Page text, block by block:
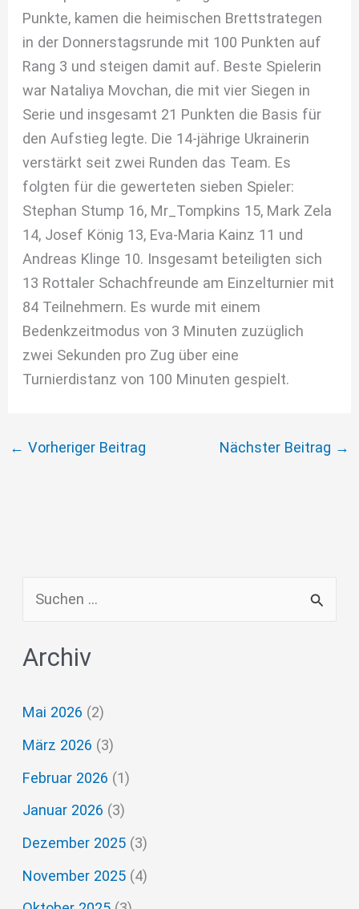
Punkte, kamen die heimischen Brettstrategen
in der Donnerstagsrunde mit 100 Punkten auf
Rang 3 und steigen damit auf. Beste Spielerin
war Nataliya Movchan, die mit vier Siegen in
Serie und insgesamt 21 Punkten die Basis für
den Aufstieg legte. Die 14-jährige Ukrainerin
verstärkt seit zwei Runden das Team. Es
folgten für die gewerteten sieben Spieler:
Stephan Stump 16, Mr_Tompkins 15, Mark Zela
14, Josef König 13, Eva-Maria Kainz 11 und
Andreas Klinge 10. Insgesamt beteiligten sich
13 Rottaler Schachfreunde am Einzelturnier mit
84 Teilnehmern. Es wurde mit einem
Bedenkzeitmodus von 3 Minuten zuzüglich
zwei Sekunden pro Zug über eine
Turnierdistanz von 100 Minuten gespielt.
← Vorheriger Beitrag Nächster Beitrag →
c
e
n
n
a
c
Archiv
Mai 2026 (2)
März 2026 (3)
Februar 2026 (1)
Januar 2026 (3)
Dezember 2025 (3)
November 2025 (4)